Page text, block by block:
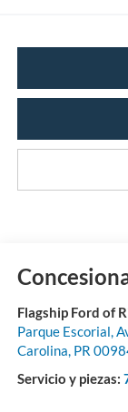
Flagship Ford of
Parque Escorial,
Carolina, PR
Servicio y piezas: